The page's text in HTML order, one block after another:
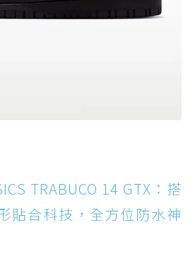
TRABUCO 14 GTX：搭
貼合科技，全方位防水神